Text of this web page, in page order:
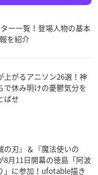
ー一覧！登場人物の基本
を紹介
上がるアニソン26選！神
で休み明けの憂鬱気分を
ばせ
の刃』＆『魔法使いの
8月11日開幕の徳島「阿波
」に参加！ufotable描き